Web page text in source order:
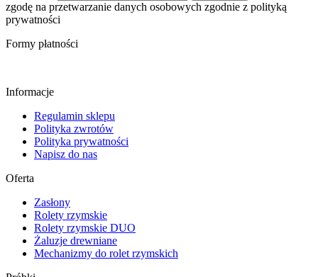
zgodę na przetwarzanie danych osobowych zgodnie z polityką
prywatności
Formy płatności
Informacje
Regulamin sklepu
Polityka zwrotów
Polityka prywatności
Napisz do nas
Oferta
Zasłony
Rolety rzymskie
Rolety rzymskie DUO
Żaluzje drewniane
Mechanizmy do rolet rzymskich